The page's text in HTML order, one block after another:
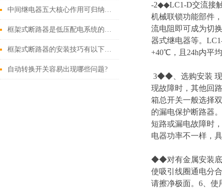
中间继电器五大核心作用可归纳如下
框架式断路器是低压配电系统的核心保护设备
框架式断路器的安装技巧有以下这些
自动转换开关容易出现哪些问题?
-2◆◆LC1-D交流接
机械联锁功能部件
流电阻即可成为切
器式继电器等。
+40℃，且24h内平
3◆◆、选购安装 现
现故障时，其他回
箱总开关一般选择
的漏电保护断路器
短路或漏电故障时
电器功率不一样，
◆◆对有金属安装底
使吸引线圈通电分
请擦净极面。6、使